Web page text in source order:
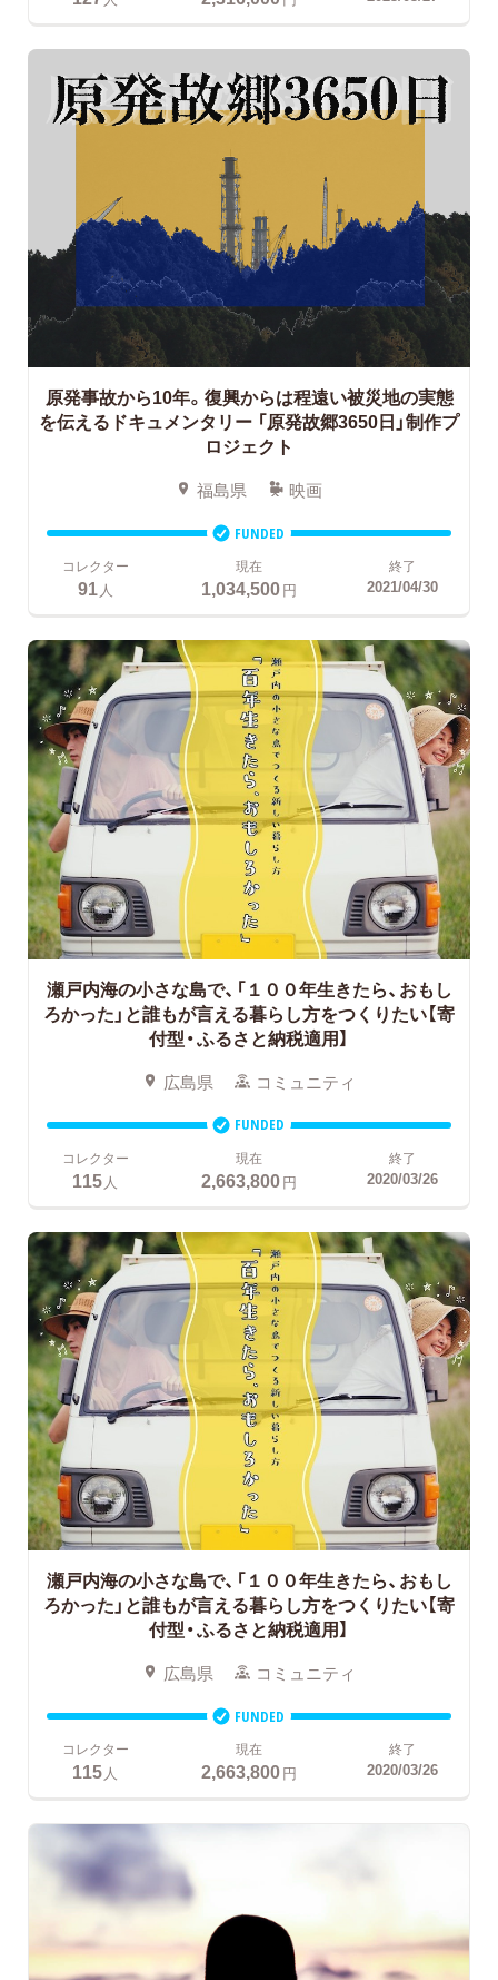
原発事故から10年。復興からは程遠い被災地の実態
を伝えるドキュメンタリー 「原発故郷3650日」制作プ
ロジェクト
福島県 映画
FUNDED
コレクター
91人
現在
1,034,500円
終了
2021/04/30
瀬戸内海の小さな島で、「１００年生きたら、おもし
ろかった」と誰もが言える暮らし方をつくりたい【寄
付型・ふるさと納税適用】
広島県 コミュニティ
FUNDED
コレクター
115 人
現在
2,663,800円
終了
2020/03/26
瀬戸内海の小さな島で、「１００年生きたら、おもし
ろかった」と誰もが言える暮らし方をつくりたい【寄
付型・ふるさと納税適用】
広島県 コミュニティ
FUNDED
コレクター
115人
現在
2,663,800円
終了
2020/03/26